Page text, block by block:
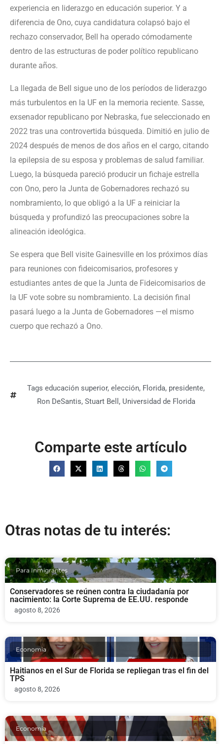
experiencia en liderazgo en educación superior. Y a
diferencia de Ono, cuya candidatura colapsó bajo el
rechazo conservador, Bell ha operado cómodamente
dentro de las estructuras de poder político republicano
durante años.
La llegada de Bell sigue uno de los períodos de liderazgo
más turbulentos en la UF en la memoria reciente. Sasse,
exsenador republicano por Nebraska, fue seleccionado en
2022 tras una controvertida búsqueda. Dimitió en julio de
2024 después de menos de dos años en el cargo, citando
la epilepsia de su esposa y problemas de salud familiar.
Luego, la búsqueda pareció producir un fichaje estrella
con Ono, pero la Junta de Gobernadores rechazó su
nombramiento, lo que obligó a la UF a reiniciar la
búsqueda y profundizó las preocupaciones sobre la
alineación ideológica.
Se espera que Bell visite Gainesville en los próximos días
para reuniones con fideicomisarios, profesores y
estudiantes antes de que la Junta de Fideicomisarios de
la UF vote sobre su nombramiento. La decisión final
pasará luego a la Junta de Gobernadores —el mismo
cuerpo que rechazó a Ono.
Tags educación superior, elección, Florida, presidente,
Ron DeSantis, Stuart Bell , Universidad de Florida
Comparte este artículo
Otras notas de tu interés:
Para Inmigrantes
Conservadores se reúnen contra la ciudadanía por
nacimiento: la Corte Suprema de EE.UU. responde
agosto 8, 2026
Economia
Haitianos en el Sur de Florida se repliegan tras el fin del
TPS
agosto 8, 2026
Economia